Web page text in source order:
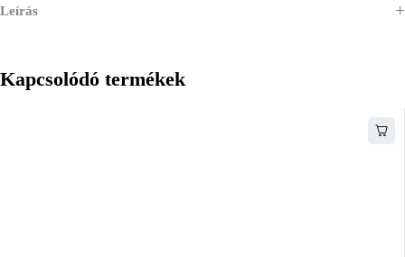
Leírás
Kapcsolódó termékek